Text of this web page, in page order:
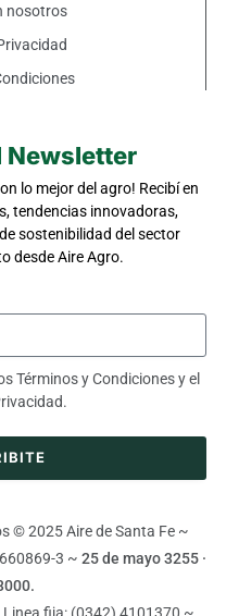
nosotros
Newsletter
lo mejor del agro! Recibí en
tendencias innovadoras,
sostenibilidad del sector
desde Aire Agro.
Términos y Condicionesy el
.
© 2025 Aire de Santa Fe ~
3 ~ 25 de mayo 3255 ·